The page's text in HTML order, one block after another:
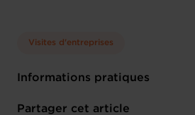
Visites d'entreprises
Informations pratiques
Partager cet article